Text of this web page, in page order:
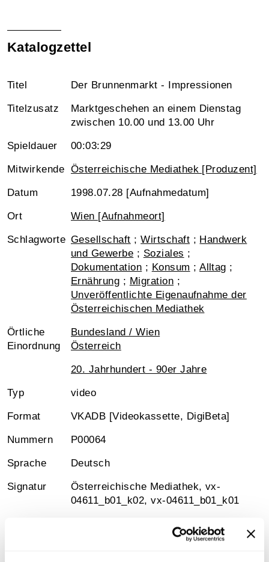
Katalogzettel
Titel Der Brunnenmarkt - Impressionen
Titelzusatz
Marktgeschehen an einem Dienstag
zwischen 10.00 und 13.00 Uhr
Spieldauer 00:03:29
Mitwirkende Österreichische Mediathek [Produzent]
Datum 1998.07.28 [Aufnahmedatum]
Ort Wien [Aufnahmeort]
Schlagworte Gesellschaft ;Wirtschaft ; Handwerk
und Gewerbe ; Soziales ;
Dokumentation ; Konsum ;Alltag ;
Ernährung ; Migration ;
Unveröffentlichte Eigenaufnahme der
Österreichischen Mediathek
Örtliche
Einordnung
Bundesland / Wien
Österreich
20. Jahrhundert - 90er Jahre
Typ video
Format VKADB [Videokassette, DigiBeta]
Nummern P00064
Sprache Deutsch
Signatur
Österreichische Mediathek, vx-
04611_b01_k02, vx-04611_b01_k01